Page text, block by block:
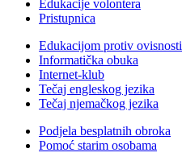
Edukacije volontera
Pristupnica
Edukacijom protiv ovisnosti
Informatička obuka
Internet-klub
Tečaj engleskog jezika
Tečaj njemačkog jezika
Podjela besplatnih obroka
Pomoć starim osobama